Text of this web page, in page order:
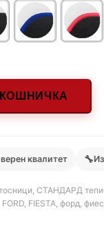
квалитет 🔧
СТАНДАРД
FORD FIESTA форд